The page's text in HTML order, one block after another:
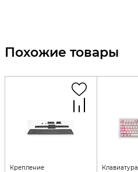
Похожие товары
Крепление
Клавиатура